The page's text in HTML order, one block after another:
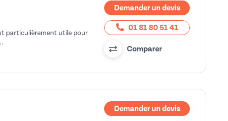
particulièrement utile pour
Demander un devis
01 81 80 51 41
Comparer
Demander un devis